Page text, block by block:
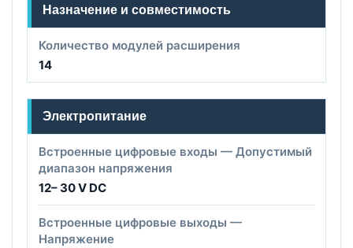
Назначение и совместимость
Количество модулей расширения
14
Электропитание
Встроенные цифровые входы — Допустимый
диапазон напряжения
12– 30 V DC
Встроенные цифровые выходы —
Напряжение